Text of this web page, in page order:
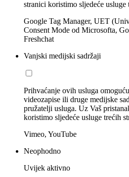
stranici koristimo sljedeće usluge
Google Tag Manager, UET
Consent Mode od Microsofta,
Freshchat
Vanjski medijski sadržaji
Prihvaćanje ovih usluga
videozapise ili druge medijske
pružatelji usluga. Uz Vaš
koristimo sljedeće usluge trećih
Vimeo, YouTube
Neophodno
Uvijek aktivno